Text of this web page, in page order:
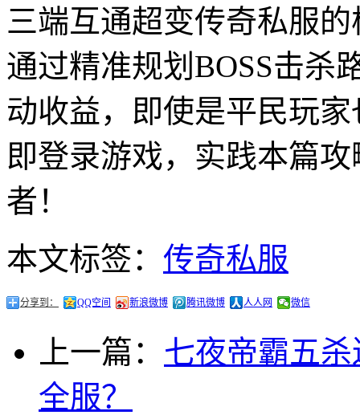
三端互通超变传奇私服
通过精准规划BOSS击杀
动收益，即使是平民玩
即登录游戏，实践本篇
者！
本文标签： 传奇私服
分享到： QQ空间 新浪微博 腾讯微博 人人网 微信
上一篇： 七夜帝霸五
全服？